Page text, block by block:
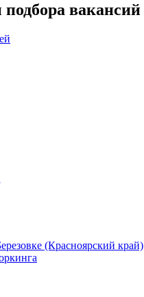
вакансий
(Красноярский край)